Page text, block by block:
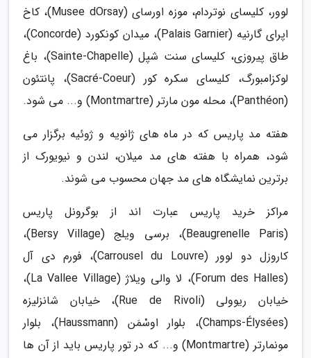
لوور، کلیسای نوتردام، موزه اورسای (Musee dOrsay)، کاخ
اپرای گارنیه (Palais Garnier)، میدان کونکورد (Concorde)،
طاق پیروزی، کلیسای سنت شپل (Sainte-Chapelle)، باغ
لوکزامبورگ، کلیسای سکره کور (Sacré-Coeur)، پانتئون
(Panthéon)، محله مون مارتر (Montmartre) و... می شود.
هفته مد پاریس که در ماه های ژانویه و ژوئیه برگزار می
شود، همراه با هفته های مد میلان، لندن و نیویورک از
برترین نمایشگاه های مد جهان محسوب می شوند.
مراکز خرید پاریس عبارت اند از بوگرونل پاریس
(Beaugrenelle Paris)، برسی ویلج (Bersy Village)،
کاروزل دو لوور (Carrousel du Louvre)، فورم دی آل
(Forum des Halles)، لا والی ویلاژ (La Vallee Village)،
خیابان ریوولی (Rue de Rivoli)، خیابان شانزلیزه
(Champs-Élysées)، بلوار اوسْمَن (Haussmann)، بلوار
مونمارتر (Montmartre) و... که در تور پاریس باید از آن ها